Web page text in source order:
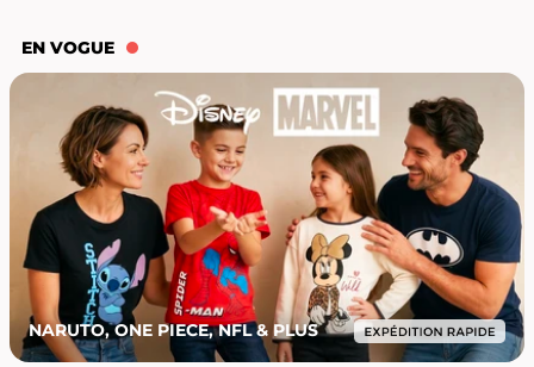
EN VOGUE
NARUTO, ONE PIECE, NFL & PLUS